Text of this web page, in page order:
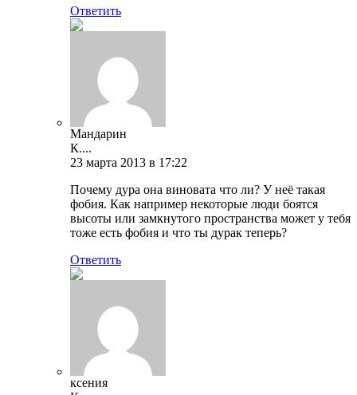
Ответить
Мандарин
К....
23 марта 2013 в 17:22
Почему дура она виновата что ли? У неё такая
фобия. Как например некоторые люди боятся
высоты или замкнутого пространства может у тебя
тоже есть фобия и что ты дурак теперь?
Ответить
ксения